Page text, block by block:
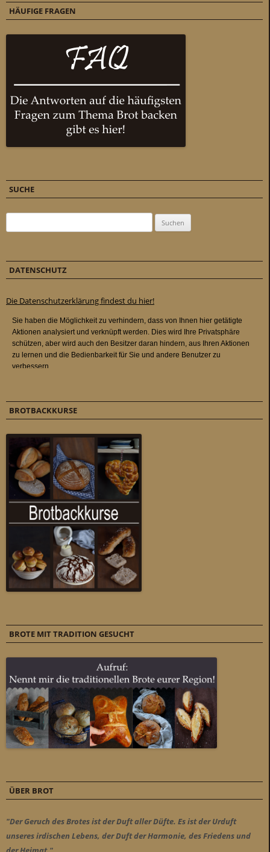
HÄUFIGE FRAGEN
SUCHE
DATENSCHUTZ
Die Datenschutzerklärung findest du hier!
BROTBACKKURSE
BROTE MIT TRADITION GESUCHT
ÜBER BROT
"Der Geruch des Brotes ist der Duft aller Düfte. Es ist der Urduft
unseres irdischen Lebens, der Duft der Harmonie, des Friedens und